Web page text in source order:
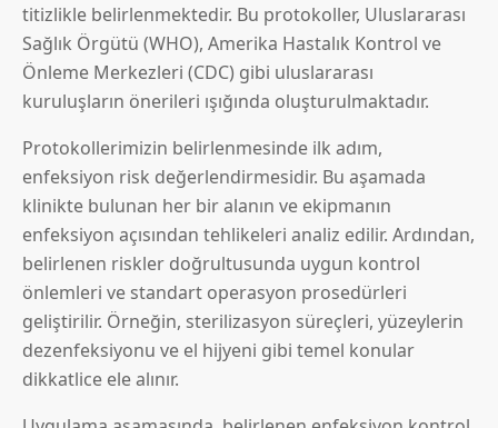
titizlikle belirlenmektedir. Bu protokoller, Uluslararası
Sağlık Örgütü (WHO), Amerika Hastalık Kontrol ve
Önleme Merkezleri (CDC) gibi uluslararası
kuruluşların önerileri ışığında oluşturulmaktadır.
Protokollerimizin belirlenmesinde ilk adım,
enfeksiyon risk değerlendirmesidir. Bu aşamada
klinikte bulunan her bir alanın ve ekipmanın
enfeksiyon açısından tehlikeleri analiz edilir. Ardından,
belirlenen riskler doğrultusunda uygun kontrol
önlemleri ve standart operasyon prosedürleri
geliştirilir. Örneğin, sterilizasyon süreçleri, yüzeylerin
dezenfeksiyonu ve el hijyeni gibi temel konular
dikkatlice ele alınır.